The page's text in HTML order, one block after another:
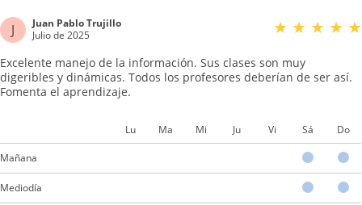
J
Juan Pablo Trujillo
Julio de 2025
★ ★ ★ ★ ★
Excelente manejo de la información. Sus clases son muy
digeribles y dinámicas. Todos los profesores deberían de ser así.
Fomenta el aprendizaje.
Lu Ma Mi Ju Vi Sá Do
Mañana
Mediodía